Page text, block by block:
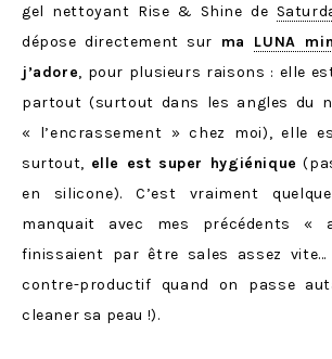
gel nettoyant Rise & Shine de
dépose directement sur ma LUNA
j’adore, pour plusieurs raisons : elle
partout (surtout dans les angles du
« l’encrassement » chez moi), elle
surtout, elle est super hygiénique
en silicone). C’est vraiment
manquait avec mes précédents «
finissaient par être sales assez
contre-productif quand on passe
cleaner sa peau !).